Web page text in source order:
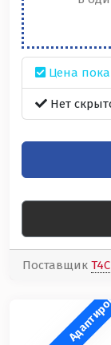
Цена пока
Нет
Поставщик